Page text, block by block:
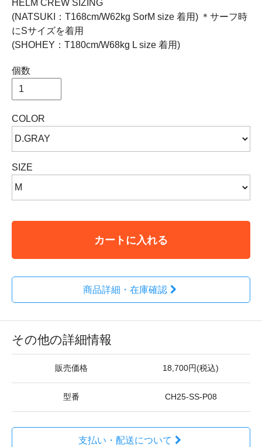
HELM CREW SIZING
(NATSUKI：T168cm/W62kg SorM size 着用) ＊サーフ時
にSサイズを着用
(SHOHEY：T180cm/W68kg L size 着用)
個数
COLOR
SIZE
カートに入れる
商品詳細・在庫確認
その他の詳細情報
販売価格 18,700円(税込)
型番 CH25-SS-P08
支払い・配送について